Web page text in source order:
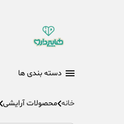
دسته بندی ها
خانه محصولات آرایشی